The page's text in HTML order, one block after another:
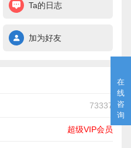
在
线
咨
询
Ta的日志
加为好友
73337
超级VIP会员